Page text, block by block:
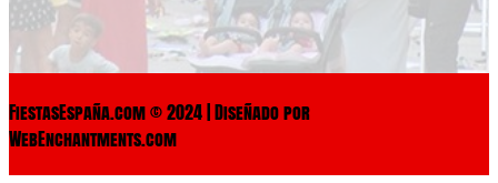
FiestasEspaña.com © 2024 | Diseñado por
WebEnchantments.com